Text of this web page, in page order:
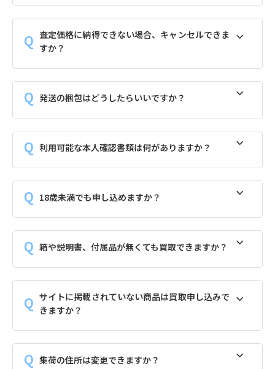
査定価格に納得できない場合、キャンセルできま
すか？
発送の梱包はどうしたらいいですか？
利用可能な本人確認書類は何がありますか？
18歳未満でも申し込めますか？
箱や説明書、付属品が無くても買取できますか？
サイトに掲載されていない商品は買取申し込みで
きますか？
集荷の住所は変更できますか？